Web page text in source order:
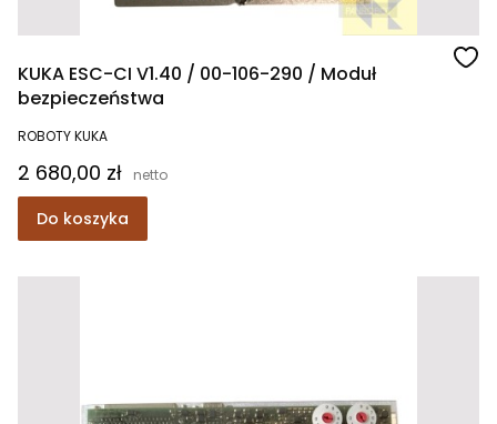
KUKA ESC-CI V1.40 / 00-106-290 / Moduł
bezpieczeństwa
ROBOTY KUKA
Cena
2 680,00 zł
Do koszyka